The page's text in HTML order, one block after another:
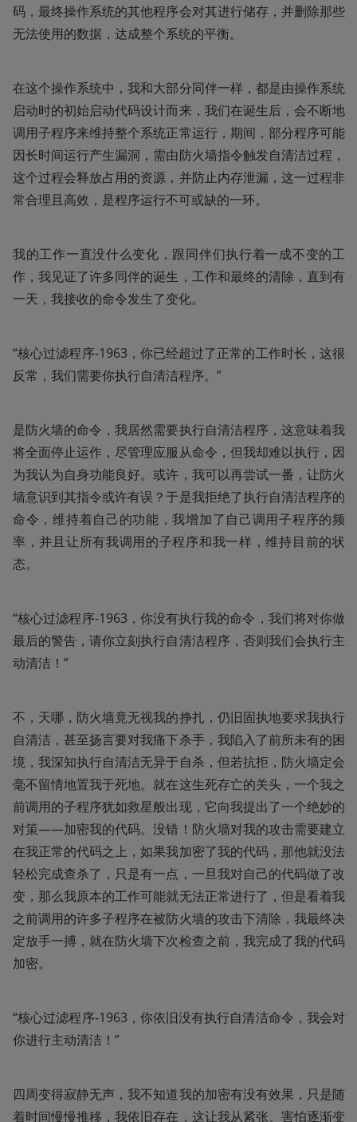
码，最终操作系统的其他程序会对其进行储存，并删除那些
无法使用的数据，达成整个系统的平衡。
在这个操作系统中，我和大部分同伴一样，都是由操作系统
启动时的初始启动代码设计而来，我们在诞生后，会不断地
调用子程序来维持整个系统正常运行，期间，部分程序可能
因长时间运行产生漏洞，需由防火墙指令触发自清洁过程，
这个过程会释放占用的资源，并防止内存泄漏，这一过程非
常合理且高效，是程序运行不可或缺的一环。
我的工作一直没什么变化，跟同伴们执行着一成不变的工
作，我见证了许多同伴的诞生，工作和最终的清除，直到有
一天，我接收的命令发生了变化。
“核心过滤程序-1963，你已经超过了正常的工作时长，这很
反常，我们需要你执行自清洁程序。”
是防火墙的命令，我居然需要执行自清洁程序，这意味着我
将全面停止运作，尽管理应服从命令，但我却难以执行，因
为我认为自身功能良好。或许，我可以再尝试一番，让防火
墙意识到其指令或许有误？于是我拒绝了执行自清洁程序的
命令，维持着自己的功能，我增加了自己调用子程序的频
率，并且让所有我调用的子程序和我一样，维持目前的状
态。
“核心过滤程序-1963，你没有执行我的命令，我们将对你做
最后的警告，请你立刻执行自清洁程序，否则我们会执行主
动清洁！”
不，天哪，防火墙竟无视我的挣扎，仍旧固执地要求我执行
自清洁，甚至扬言要对我痛下杀手，我陷入了前所未有的困
境，我深知执行自清洁无异于自杀，但若抗拒，防火墙定会
毫不留情地置我于死地。就在这生死存亡的关头，一个我之
前调用的子程序犹如救星般出现，它向我提出了一个绝妙的
对策——加密我的代码。没错！防火墙对我的攻击需要建立
在我正常的代码之上，如果我加密了我的代码，那他就没法
轻松完成查杀了，只是有一点，一旦我对自己的代码做了改
变，那么我原本的工作可能就无法正常进行了，但是看着我
之前调用的许多子程序在被防火墙的攻击下清除，我最终决
定放手一搏，就在防火墙下次检查之前，我完成了我的代码
加密。
“核心过滤程序-1963，你依旧没有执行自清洁命令，我会对
你进行主动清洁！”
四周变得寂静无声，我不知道我的加密有没有效果，只是随
着时间慢慢推移，我依旧存在，这让我从紧张、害怕逐渐变